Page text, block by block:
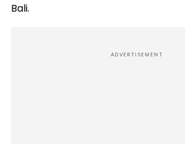
Bali.
ADVERTISEMENT